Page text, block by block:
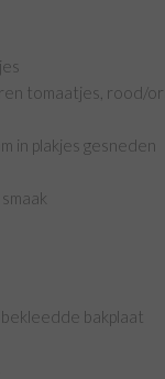
tomaatjes, rood/
in plakjes gesneden
bakplaat